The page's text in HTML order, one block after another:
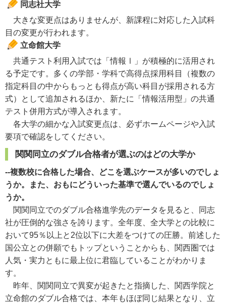
同志社大学
大きな変更点はありませんが、新課程に対応した入試科
目の変更が行われます。
立命館大学
共通テスト利用入試では「情報Ⅰ」が積極的に活用され
る予定です。多くの学部・学科で高得点採用科目（複数の
指定科目の中からもっとも得点が高い科目が採用される方
式）として追加されるほか、新たに「情報活用型」の共通
テスト併用方式が導入されます。
各大学の細かな入試変更点は、必ずホームページや入試
要項で確認をしてください。
関関同立のダブル合格者が選ぶのはどの大学か
--複数校に合格した場合、どこを選ぶケースが多いのでしょ
うか。また、おもにどういった基準で選んでいるのでしょ
うか。
関関同立でのダブル合格進学先のデータを見ると、同志
社が圧倒的な強さを誇ります。全年度、全大学との比較に
おいて95％以上と2位以下に大差をつけての圧勝。前述した
国公立との併願でもトップということからも、関西圏では
人気・実力ともに最上位に君臨していることがわかりま
す。
昨年、関関同立で異変が起きたと指摘した、関西学院と
立命館のダブル合格では、本年もほぼ同じ結果となり、立